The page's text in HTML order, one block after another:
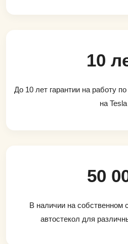
10
До 10 лет гарантии на работу
на Tesla
50
В наличии на собственном
автостекол для